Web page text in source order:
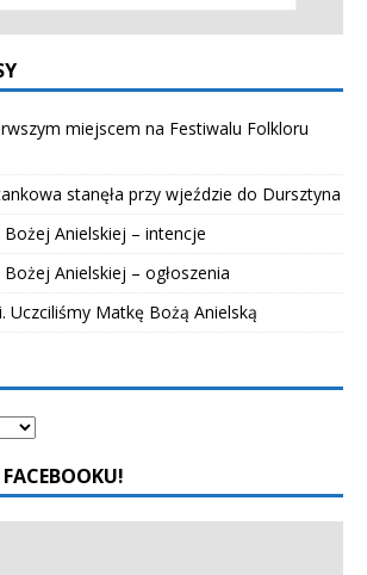
miejscem na Festiwalu Folkloru
stanęła przy wjeździe do Dursztyna
Anielskiej – intencje
Anielskiej – ogłoszenia
Uczciliśmy Matkę Bożą Anielską